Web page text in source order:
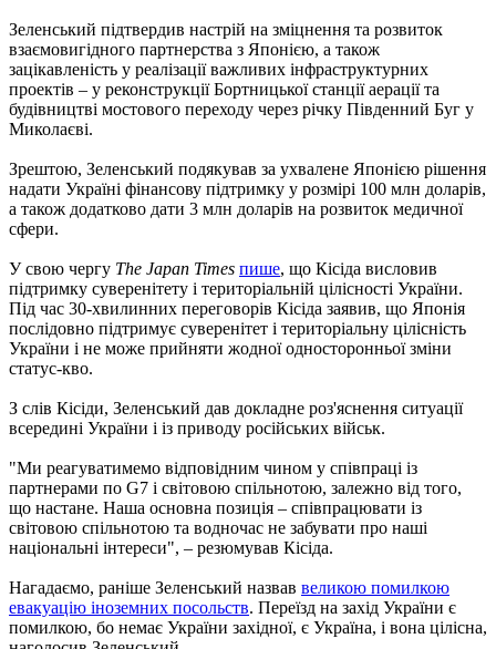
Зеленський підтвердив настрій на зміцнення та розвиток
взаємовигідного партнерства з Японією, а також
зацікавленість у реалізації важливих інфраструктурних
проектів – у реконструкції Бортницької станції аерації та
будівництві мостового переходу через річку Південний Буг у
Миколаєві.
Зрештою, Зеленський подякував за ухвалене Японією рішення
надати Україні фінансову підтримку у розмірі 100 млн доларів,
а також додатково дати 3 млн доларів на розвиток медичної
сфери.
У свою чергу The Japan Times пише, що Кісіда висловив
підтримку суверенітету і територіальній цілісності України.
Під час 30-хвилинних переговорів Кісіда заявив, що Японія
послідовно підтримує суверенітет і територіальну цілісність
України і не може прийняти жодної односторонньої зміни
статус-кво.
З слів Кісіди, Зеленський дав докладне роз'яснення ситуації
всередині України і із приводу російських військ.
"Ми реагуватимемо відповідним чином у співпраці із
партнерами по G7 і світовою спільнотою, залежно від того,
що настане. Наша основна позиція – співпрацювати із
світовою спільнотою та водночас не забувати про наші
національні інтереси", – резюмував Кісіда.
Нагадаємо, раніше Зеленський назвав великою помилкою
евакуацію іноземних посольств. Переїзд на захід України є
помилкою, бо немає України західної, є Україна, і вона цілісна,